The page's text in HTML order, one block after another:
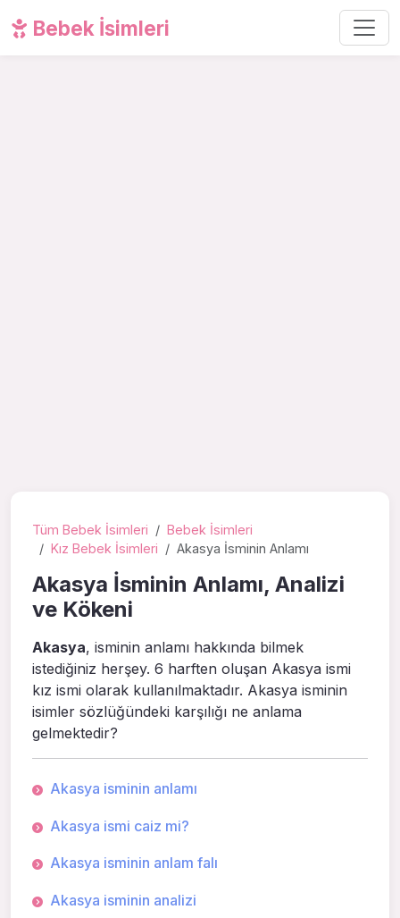
Bebek İsimleri
Tüm Bebek İsimleri
Bebek İsimleri
Kız Bebek İsimleri
Akasya İsminin Anlamı
Akasya İsminin Anlamı, Analizi
ve Kökeni
Akasya, isminin anlamı hakkında bilmek
istediğiniz herşey. 6 harften oluşan Akasya ismi
kız ismi olarak kullanılmaktadır. Akasya isminin
isimler sözlüğündeki karşılığı ne anlama
gelmektedir?
Akasya isminin anlamı
Akasya ismi caiz mi?
Akasya isminin anlam falı
Akasya isminin analizi